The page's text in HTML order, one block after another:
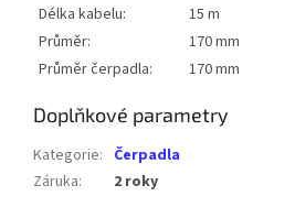
Délka kabelu:
15 m
Průměr:
170 mm
Průměr čerpadla:
170 mm
Doplňkové parametry
Kategorie: Čerpadla
Záruka: 2 roky